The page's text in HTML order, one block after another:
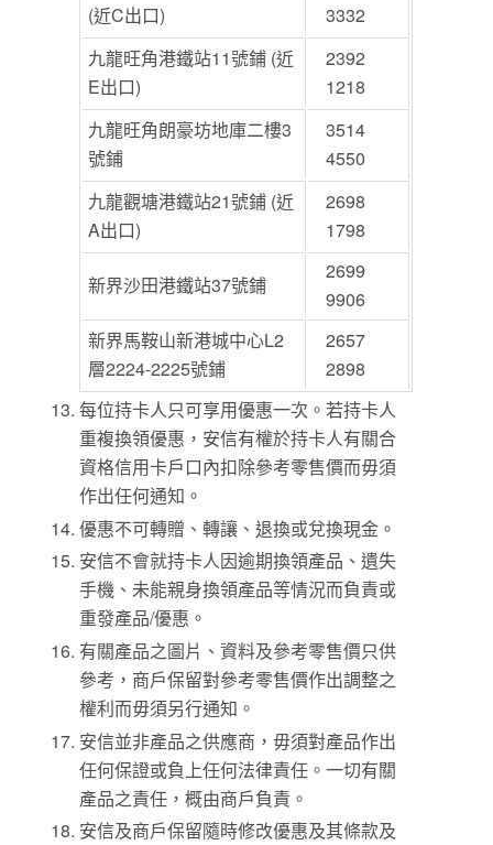
(近C出口)
3332
九龍旺角港鐵站11號鋪 (近
E出口)
2392
1218
九龍旺角朗豪坊地庫二樓3
號鋪
3514
4550
九龍觀塘港鐵站21號鋪 (近
A出口)
2698
1798
新界沙田港鐵站37號鋪
2699
9906
新界馬鞍山新港城中心L2
層2224-2225號鋪
2657
2898
每位持卡人只可享用優惠一次。若持卡人
重複換領優惠，安信有權於持卡人有關合
資格信用卡戶口內扣除參考零售價而毋須
作出任何通知。
優惠不可轉贈、轉讓、退換或兌換現金。
安信不會就持卡人因逾期換領產品、遺失
手機、未能親身換領產品等情況而負責或
重發產品/優惠。
有關產品之圖片、資料及參考零售價只供
參考，商戶保留對參考零售價作出調整之
權利而毋須另行通知。
安信並非產品之供應商，毋須對產品作出
任何保證或負上任何法律責任。一切有關
產品之責任，概由商戶負責。
安信及商戶保留隨時修改優惠及其條款及